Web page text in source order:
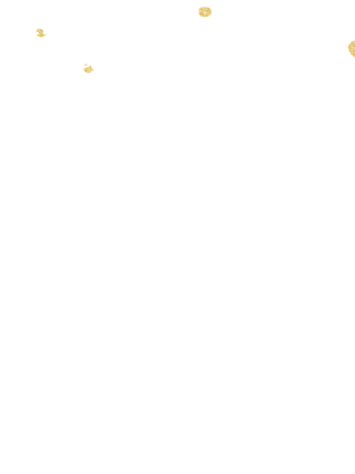
Ekarri beharreko
materiala